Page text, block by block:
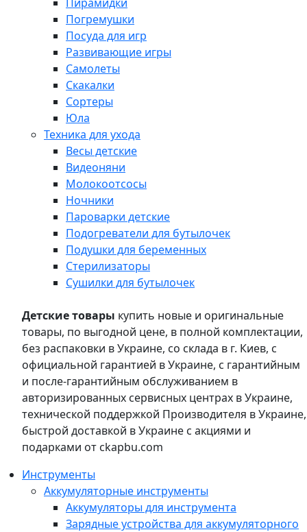
Погремушки
Посуда для игр
Развивающие игры
Самолеты
Скакалки
Сортеры
Юла
Техника для ухода
Весы детские
Видеоняни
Молокоотсосы
Ночники
Пароварки детские
Подогреватели для бутылочек
Подушки для беременных
Стерилизаторы
Сушилки для бутылочек
Детские товары купить новые и оригинальные
товары, по выгодной цене, в полной комплектации,
без распаковки в Украине, со склада в г. Киев, с
официальной гарантией в Украине, с гарантийным
и после-гарантийным обслуживанием в
авторизированных сервисных центрах в Украине,
технической поддержкой Производителя в Украине,
быстрой доставкой в Украине с акциями и
подарками от ckapbu.com
Инструменты
Аккумуляторные инструменты
Аккумуляторы для инструмента
Зарядные устройства для аккумуляторного